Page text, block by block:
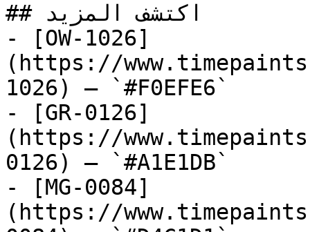
## اكتشف المزيد
- [OW-1026]
(https://
1026) — `#F0EFE6`
- [GR-0126]
(https://
0126) — `#A1E1DB`
- [MG-0084]
(https://